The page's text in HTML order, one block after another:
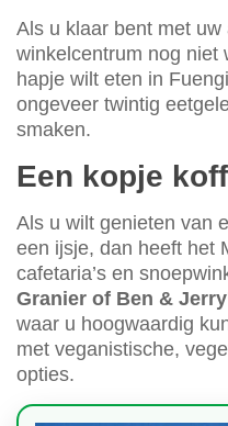
Als u klaar bent met
winkelcentrum nog niet
hapje wilt eten in
ongeveer twintig
smaken.
Een kopje
Als u wilt genieten van
een ijsje, dan heeft het
cafetaria’s en
Granier of Ben &
waar u hoogwaardig
met veganistische,
opties.